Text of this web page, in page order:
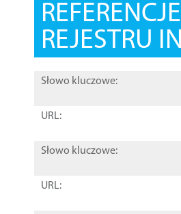
REJESTRU
Słowo kluczowe:
URL:
Słowo kluczowe:
URL: